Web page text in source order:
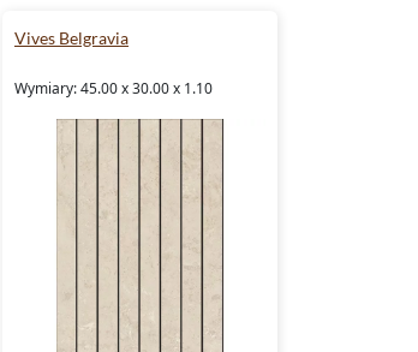
spójnych, minimalistycznych aranżacji. Dzięki
pozwalają na pełną personalizację każdego pomieszczenia.
Vives Belgravia
Wymiary: 45.00 x 30.00 x 1.10